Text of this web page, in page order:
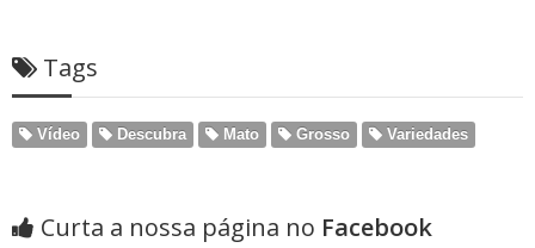
Tags
Vídeo Descubra Mato Grosso Variedades
Curta a nossa página no Facebook